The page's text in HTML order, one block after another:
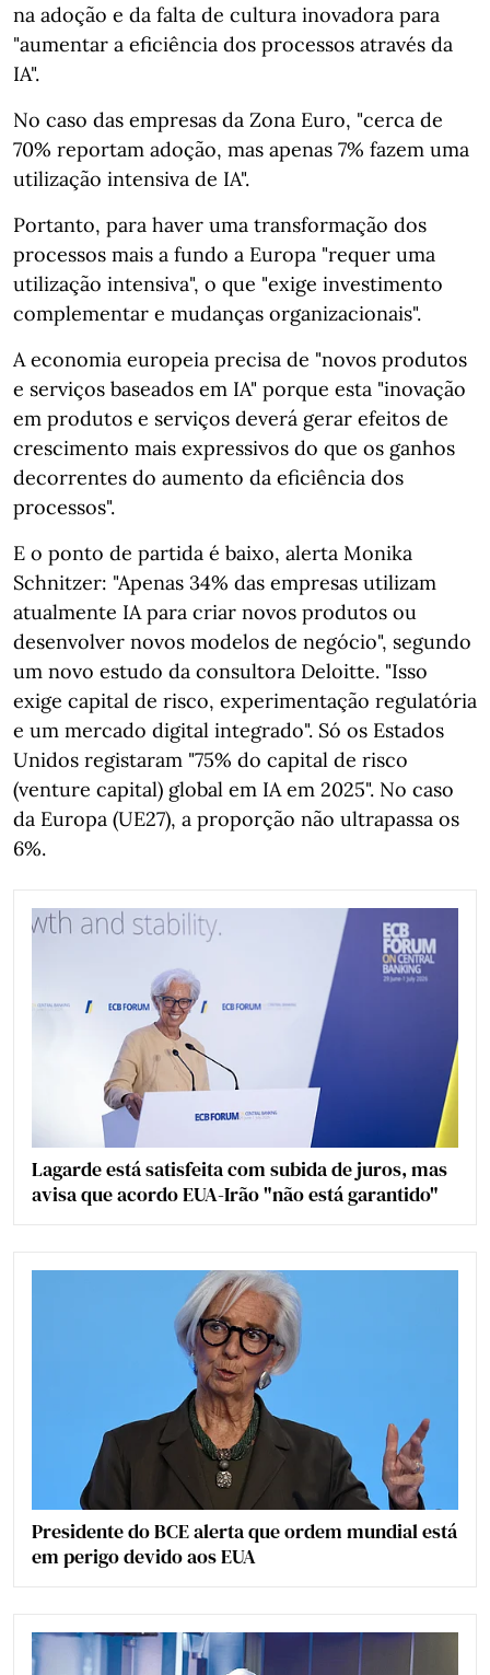
na adoção e da falta de cultura inovadora para
"aumentar a eficiência dos processos através da
IA".
No caso das empresas da Zona Euro, "cerca de
70% reportam adoção, mas apenas 7% fazem uma
utilização intensiva de IA".
Portanto, para haver uma transformação dos
processos mais a fundo a Europa "requer uma
utilização intensiva", o que "exige investimento
complementar e mudanças organizacionais".
A economia europeia precisa de "novos produtos
e serviços baseados em IA" porque esta "inovação
em produtos e serviços deverá gerar efeitos de
crescimento mais expressivos do que os ganhos
decorrentes do aumento da eficiência dos
processos".
E o ponto de partida é baixo, alerta Monika
Schnitzer: "Apenas 34% das empresas utilizam
atualmente IA para criar novos produtos ou
desenvolver novos modelos de negócio", segundo
um novo estudo da consultora Deloitte. "Isso
exige capital de risco, experimentação regulatória
e um mercado digital integrado". Só os Estados
Unidos registaram "75% do capital de risco
(venture capital) global em IA em 2025". No caso
da Europa (UE27), a proporção não ultrapassa os
6%.
Lagarde está satisfeita com subida de juros, mas
avisa que acordo EUA-Irão "não está garantido"
Presidente do BCE alerta que ordem mundial está
em perigo devido aos EUA